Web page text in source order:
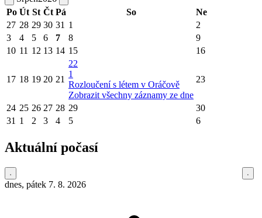
Po Út St Čt Pá So
Ne
27 28 29 30 31 1
2
3
4 5 6 7 8
9
10 11 12 13 14 15 16
17 18 19 20 21
22
1
Rozloučení s létem v Oráčově
Zobrazit všechny záznamy ze dne
23
24 25 26 27 28 29
30
31 1 2 3 4 5 6
Aktuální počasí
dnes, pátek 7. 8. 2026